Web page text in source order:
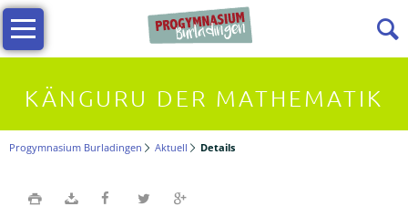
KÄNGURU DER MATHEMATIK
Navigation
überspringen
Infos
Allgemeine
Lernen
Progymnasium Burladingen Aktuell Details